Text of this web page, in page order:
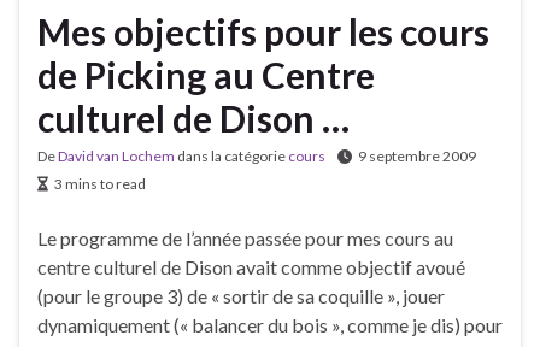
Mes objectifs pour les cours
de Picking au Centre
culturel de Dison …
DeDavid van Lochem dans la catégorie cours
9 septembre 2009
3 mins to read
Le programme de l’année passée pour mes cours au
centre culturel de Dison avait comme objectif avoué
(pour le groupe 3) de « sortir de sa coquille », jouer
dynamiquement (« balancer du bois », comme je dis) pour